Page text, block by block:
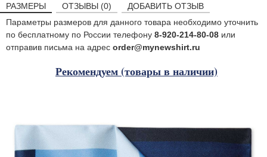
РАЗМЕРЫ ОТЗЫВЫ (0)
ДОБАВИТЬ ОТЗЫВ
Параметры размеров для данного товара необходимо уточнить
по бесплатному по России телефону 8-920-214-80-08 или
отправив письма на адрес order@mynewshirt.ru
Рекомендуем (товары в наличии)